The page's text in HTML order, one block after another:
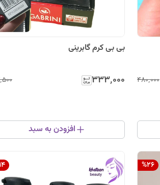
۴۸۰٬۰۰۰
بی بی کرم گابرینی
۳۳۳٬۰۰۰
افزودن به سبد
%26